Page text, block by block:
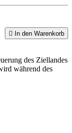
 In den Warenkorb
des Ziellandes
während des